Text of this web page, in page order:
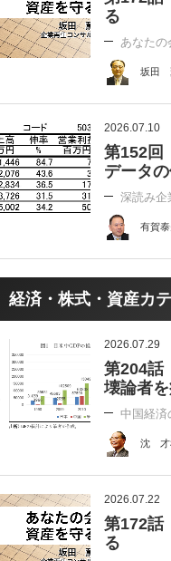
る
あなた
坂田
2026.07.10
第152回
データ
深読み企
有賀
経済・株式・資産カ
2026.07.29
第204話
壊論者
中国経済
沈 才
2026.07.22
第172話
る